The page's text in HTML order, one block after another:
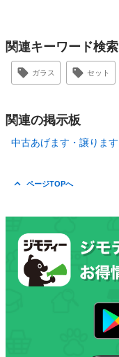
関連キーワード検索
ガラス セット
関連の掲示板
中古あげます・譲ります
ページTOPへ